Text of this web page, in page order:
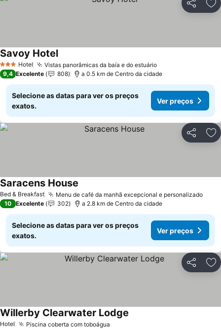
Partilhar
3 EstrelasHotel Vistas panorâmicas da baía e do estuário
Savoy Hotel
9,4 Excelente 808 a 0.5 km de Centro da cidade
Selecione as datas para ver os preços
exatos.
Ver preços
Partilhar
Bed & Breakfast Menu de café da manhã excepcional e personalizado
Saracens House
10 Excelente 302 a 2.8 km de Centro da cidade
Selecione as datas para ver os preços
exatos.
Ver preços
Partilhar
Hotel Piscina coberta com toboágua
Willerby Clearwater Lodge